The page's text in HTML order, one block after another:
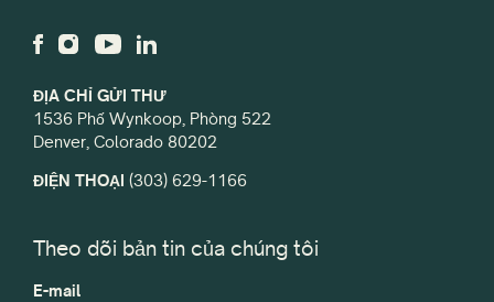
ĐỊA CHỈ GỬI THƯ
1536 Phố Wynkoop, Phòng 522
Denver, Colorado 80202
ĐIỆN THOẠI (303) 629-1166
Theo dõi bản tin của chúng tôi
E-mail